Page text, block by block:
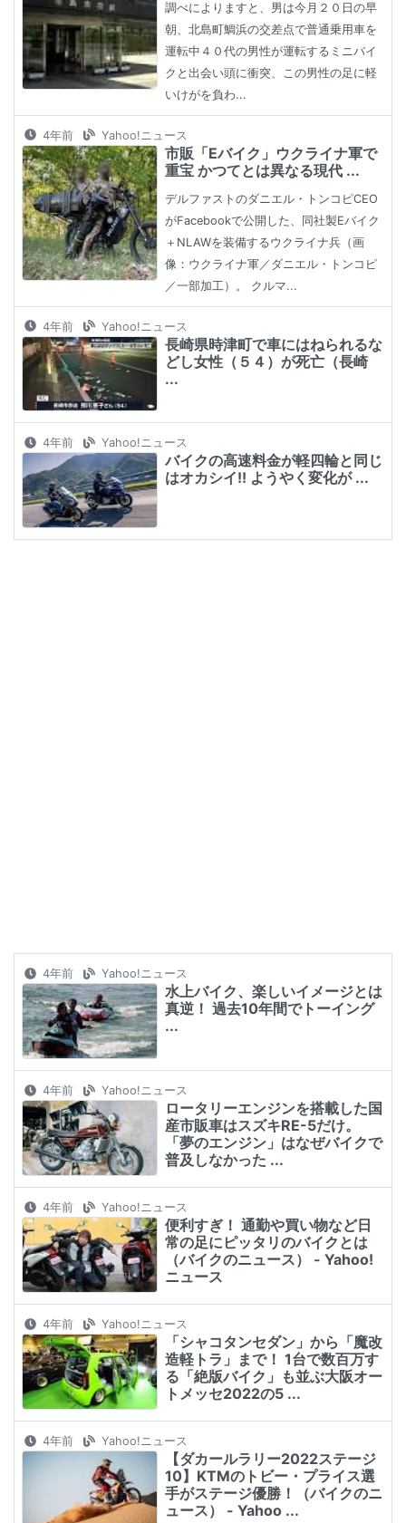
調べによりますと、男は今月２０日の早
朝、北島町鯛浜の交差点で普通乗用車を
運転中４０代の男性が運転するミニバイ
クと出会い頭に衝突、この男性の足に軽
いけがを負わ...
4年前 Yahoo!ニュース
市販「Eバイク」ウクライナ軍で
重宝 かつてとは異なる現代 ...
デルファストのダニエル・トンコピCEO
がFacebookで公開した、同社製Eバイク
＋NLAWを装備するウクライナ兵（画
像：ウクライナ軍／ダニエル・トンコピ
／一部加工）。 クルマ...
4年前 Yahoo!ニュース
長崎県時津町で車にはねられるな
どし女性（５４）が死亡（長崎
...
4年前 Yahoo!ニュース
バイクの高速料金が軽四輪と同じ
はオカシイ!! ようやく変化が ...
4年前 Yahoo!ニュース
水上バイク、楽しいイメージとは
真逆！ 過去10年間でトーイング
...
4年前 Yahoo!ニュース
ロータリーエンジンを搭載した国
産市販車はスズキRE-5だけ。
「夢のエンジン」はなぜバイクで
普及しなかった ...
4年前 Yahoo!ニュース
便利すぎ！ 通勤や買い物など日
常の足にピッタリのバイクとは
（バイクのニュース） - Yahoo!
ニュース
4年前 Yahoo!ニュース
「シャコタンセダン」から「魔改
造軽トラ」まで！ 1台で数百万す
る「絶版バイク」も並ぶ大阪オー
トメッセ2022の5 ...
4年前 Yahoo!ニュース
【ダカールラリー2022ステージ
10】KTMのトビー・プライス選
手がステージ優勝！（バイクのニ
ュース） - Yahoo ...